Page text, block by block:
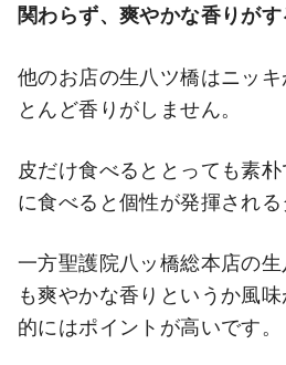
関わらず、爽やかな香りがす
他のお店の生八ツ橋はニッ
とんど香りがしません。
皮だけ食べるととっても素
に食べると個性が発揮される
一方聖護院八ッ橋総本店の
も爽やかな香りというか風
的にはポイントが高いです。